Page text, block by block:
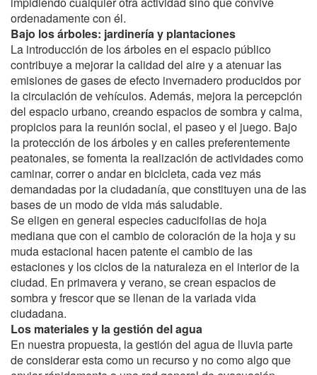
ordenadamente con él.
Bajo los árboles: jardinería y plantaciones
La introducción de los árboles en el espacio público
contribuye a mejorar la calidad del aire y a atenuar las
emisiones de gases de efecto invernadero producidos por
la circulación de vehículos. Además, mejora la percepción
del espacio urbano, creando espacios de sombra y calma,
propicios para la reunión social, el paseo y el juego. Bajo
la protección de los árboles y en calles preferentemente
peatonales, se fomenta la realización de actividades como
caminar, correr o andar en bicicleta, cada vez más
demandadas por la ciudadanía, que constituyen una de las
bases de un modo de vida más saludable.
Se eligen en general especies caducifolias de hoja
mediana que con el cambio de coloración de la hoja y su
muda estacional hacen patente el cambio de las
estaciones y los ciclos de la naturaleza en el interior de la
ciudad. En primavera y verano, se crean espacios de
sombra y frescor que se llenan de la variada vida
ciudadana.
Los materiales y la gestión del agua
En nuestra propuesta, la gestión del agua de lluvia parte
de considerar esta como un recurso y no como algo que